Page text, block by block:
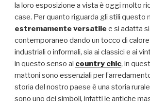
la loro esposizione a vista è oggi molto
case. Per quanto riguarda gli stili questo
estremamente versatile e si adatta
contemporaneo dando un tocco di
industriali o informali, sia ai classici e ai
in questo senso al country chic, in
mattoni sono essenziali per
storia del nostro paese è una storia
sono uno dei simboli, infatti le antiche